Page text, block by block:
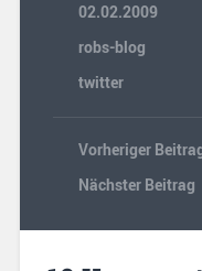
02.02.2009
robs-blog
twitter
Vorheriger
Nächster Beitrag